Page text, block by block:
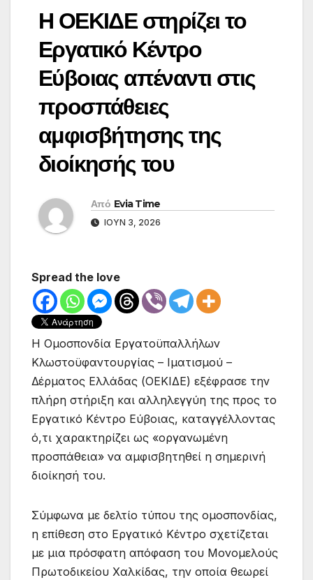
Η ΟΕΚΙΔΕ στηρίζει το
Εργατικό Κέντρο
Εύβοιας απέναντι στις
προσπάθειες
αμφισβήτησης της
διοίκησής του
Από Evia Time
ΙΟΎΝ 3, 2026
Spread the love
Η Ομοσπονδία Εργατοϋπαλλήλων
Κλωστοϋφαντουργίας – Ιματισμού –
Δέρματος Ελλάδας (ΟΕΚΙΔΕ) εξέφρασε την
πλήρη στήριξη και αλληλεγγύη της προς το
Εργατικό Κέντρο Εύβοιας, καταγγέλλοντας
ό,τι χαρακτηρίζει ως «οργανωμένη
προσπάθεια» να αμφισβητηθεί η σημερινή
διοίκησή του.
Σύμφωνα με δελτίο τύπου της ομοσπονδίας,
η επίθεση στο Εργατικό Κέντρο σχετίζεται
με μια πρόσφατη απόφαση του Μονομελούς
Πρωτοδικείου Χαλκίδας, την οποία θεωρεί